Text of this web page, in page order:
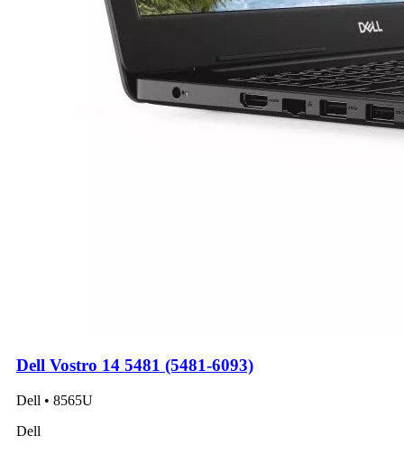
Dell Vostro 14 5481 (5481-6093)
Dell • 8565U
Dell